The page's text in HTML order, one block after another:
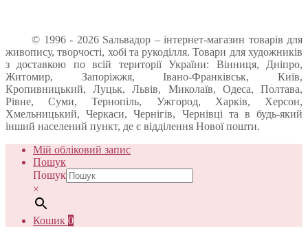
© 1996 - 2026 Sальвадор – інтернет-магазин товарів для
живопису, творчості, хобі та рукоділля. Товари для художників
з доставкою по всій території України: Вінниця, Дніпро,
Житомир, Запоріжжя, Івано-Франківськ, Київ,
Кропивницький, Луцьк, Львів, Миколаїв, Одеса, Полтава,
Рівне, Суми, Тернопіль, Ужгород, Харків, Херсон,
Хмельницький, Черкаси, Чернігів, Чернівці та в будь-який
інший населений пункт, де є відділення Нової пошти.
Мій обліковий запис
Пошук
Пошук
×
Кошик 0